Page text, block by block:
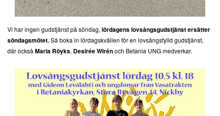
Vi har ingen gudstjänst på söndag, lördagens lovsångsgudstjänst ersätter
söndagsmötet.Så boka in lördagskvällen för en lovsångsfylld gudstjänst,
där också Maria Röyks, Desirée Wirénoch Betania UNG medverkar.